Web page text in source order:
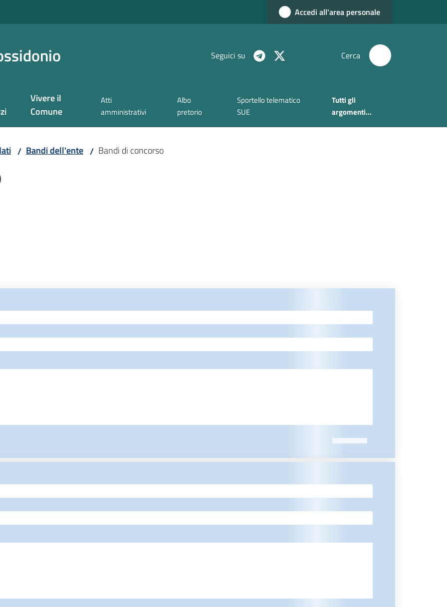
Accedi all'area personale
Seguici su Cerca
Vivere il
Comune
Atti
amministrativi
Albo
pretorio
Sportello telematico
SUE
Tutti gli
argomenti...
/ Bandi dell'ente / Bandi di concorso